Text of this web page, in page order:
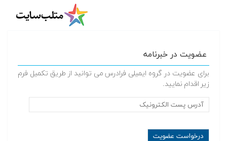
عضویت در خبرنامه
برای عضویت در گروه ایمیلی فرادرس می توانید از طریق تکمیل فرم
زیر اقدام نمایید.